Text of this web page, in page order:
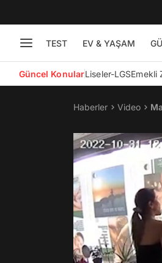
TEST EV & YAŞAM
Güncel KonularLiseler-LGSEmekli
Haberler Video